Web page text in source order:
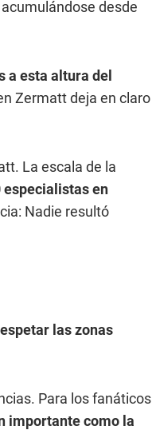
desde
a esta altura del
Zermatt deja en claro
La escala de la
en
Nadie resultó
las zonas
Para los fanáticos
importante como la